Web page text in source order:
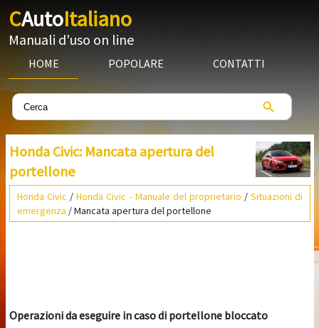
CAutoItaliano
Manuali d'uso on line
HOME POPOLARE CONTATTI
Honda Civic: Mancata apertura del
portellone
Honda Civic /Honda Civic - Manuale del proprietario /Situazioni di
emergenza / Mancata apertura del portellone
Operazioni da eseguire in caso di portellone bloccato